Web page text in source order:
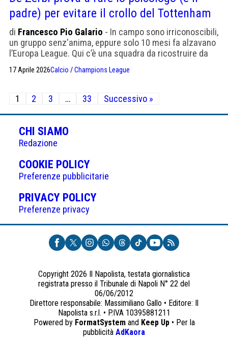
padre) per evitare il crollo del Tottenham
di Francesco Pio Galario - In campo sono irriconoscibili,
un gruppo senz'anima, eppure solo 10 mesi fa alzavano
l’Europa League. Qui c’è una squadra da ricostruire da
pesantissimi
17 Aprile 2026Calcio /Champions League
Paginazione
degli
articoli
1 2 3 … 33 Successivo »
CHI SIAMO
Redazione
COOKIE POLICY(APRE
IN
UNA
NUOVA
Preferenze pubblicitarie
PRIVACY POLICY(APRE
UNA
NUOVA
SCHEDA)
Preferenze privacy
Copyright 2026 Il Napolista, testata giornalistica
registrata presso il Tribunale di Napoli N° 22 del
06/06/2012
Direttore responsabile: Massimiliano Gallo • Editore: Il
Napolista s.r.l. • P.IVA 10395881211
Powered by FormatSystemand Keep Up• Per la
pubblicità AdKaora